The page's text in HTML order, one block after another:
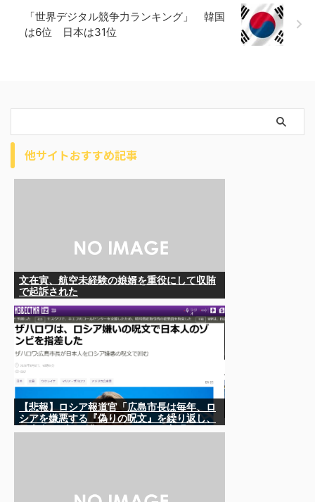
「世界デジタル競争力ランキング」 韓国
は6位 日本は31位
他サイトおすすめ記事
文在寅、航空未経験の娘婿を重役にして収賄
で起訴された
【悲報】ロシア報道官「広島市長は毎年、ロ
シアを嫌悪する『偽りの呪文』を繰り返し、